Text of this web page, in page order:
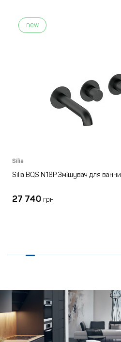
new
Silia
Silia BQS N18P Змішувач для ванни
27 740 грн